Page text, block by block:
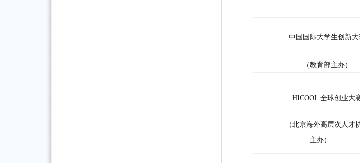
中国国际大学生创新
（教育部主办）
HICOOL 全球创业大
（北京海外高层次人才
主办）